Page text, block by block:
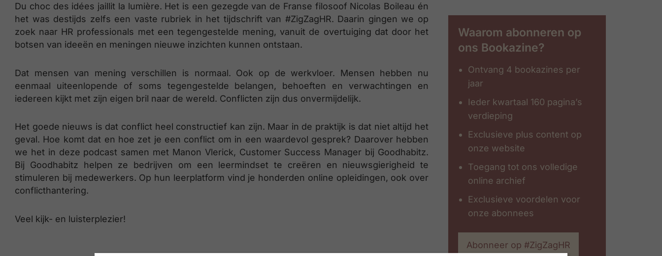
Du choc des idées jaillit la lumière. Het is een gezegde van de Franse filosoof Nicolas Boileau én
het was destijds zelfs een vaste rubriek in het tijdschrift van #ZigZagHR. Daarin gingen we op
zoek naar HR professionals met een tegengestelde mening, vanuit de overtuiging dat door het
botsen van ideeën en meningen nieuwe inzichten kunnen ontstaan.
Dat mensen van mening verschillen is normaal. Ook op de werkvloer. Mensen hebben nu
eenmaal uiteenlopende of soms tegengestelde belangen, behoeften en verwachtingen en
iedereen kijkt met zijn eigen bril naar de wereld. Conflicten zijn dus onvermijdelijk.
Het goede nieuws is dat conflict heel constructief kan zijn. Maar in de praktijk is dat niet altijd het
geval. Hoe komt dat en hoe zet je een conflict om in een waardevol gesprek? Daarover hebben
we het in deze podcast samen met Manon Vlerick, Customer Success Manager bij Goodhabitz.
Bij Goodhabitz helpen ze bedrijven om een leermindset te creëren en nieuwsgierigheid te
stimuleren bij medewerkers. Op hun leerplatform vind je honderden online opleidingen, ook over
conflicthantering.
Veel kijk- en luisterplezier!
Waarom abonneren op
ons Bookazine?
Ontvang 4 bookazines per
jaar
Ieder kwartaal 160 pagina’s
verdieping
Exclusieve plus content op
onze website
Toegang tot ons volledige
online archief
Exclusieve voordelen voor
onze abonnees
Abonneer op #ZigZagHR